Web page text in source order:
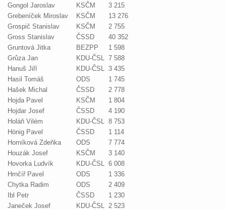
Gongol Jaroslav
KSČM
3 215
Grebeníček Miroslav
KSČM
13 276
Grospič Stanislav
KSČM
2 755
Gross Stanislav
ČSSD
40 352
Gruntová Jitka
BEZPP
1 598
Grůza Jan
KDU-ČSL 7 588
Hanuš Jiří
KDU-ČSL 3 435
Hasil Tomáš
ODS
1 745
Hašek Michal
ČSSD
2 778
Hojda Pavel
KSČM
1 804
Hojdar Josef
ČSSD
4 190
Holáň Vilém
KDU-ČSL 8 753
Hönig Pavel
ČSSD
1 114
Horníková Zdeňka
ODS
7 774
Houzák Josef
KSČM
3 140
Hovorka Ludvík
KDU-ČSL 6 008
Hrnčíř Pavel
ODS
1 336
Chytka Radim
ODS
2 409
Ibl Petr
ČSSD
1 230
Janeček Josef
KDU-ČSL 2 523